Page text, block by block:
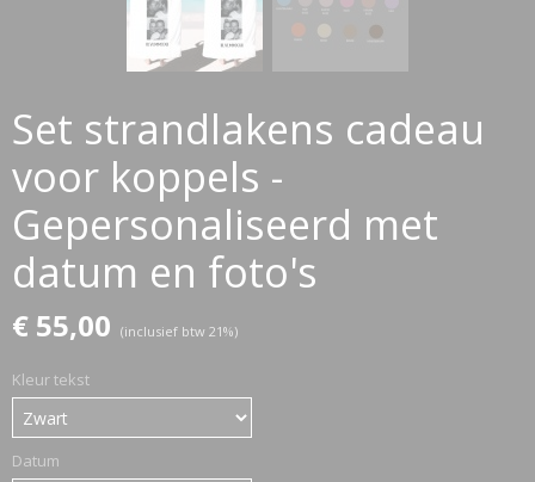
Set strandlakens cadeau
voor koppels -
Gepersonaliseerd met
datum en foto's
€ 55,00 (inclusief btw 21%)
Kleur tekst
Datum